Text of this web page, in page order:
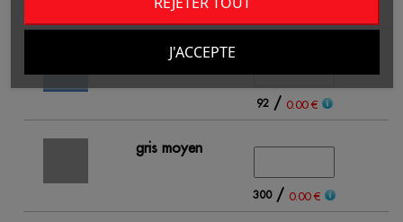
bleu royal
92/ 0.00 €
gris moyen
300/ 0.00 €
J'ACCEPTE